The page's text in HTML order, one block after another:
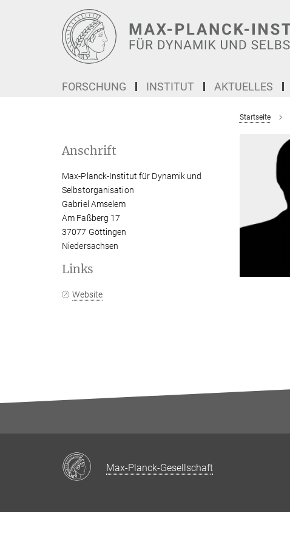
FORSCHUNG INSTITUT AKTUELLES
Startseite
Anschrift
Max-Planck-Institut für Dynamik und
Selbstorganisation
Gabriel Amselem
Am Faßberg 17
37077 Göttingen
Niedersachsen
Links
Website
Max-Planck-Gesellschaft